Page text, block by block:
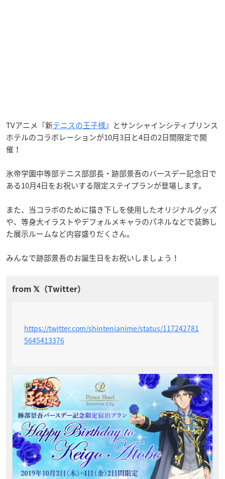
TVアニメ『新テニスの王子様』とサンシャインシティプリンス
ホテルのコラボレーションが10月3日と4日の2日間限定で開
催！
氷帝学園中等部テニス部部長・跡部景吾のバースデー記念日で
ある10月4日をお祝いする限定ステイプランが登場します。
また、当コラボのために描き下しを使用したオリジナルグッズ
や、等身大イラストやデフォルメキャラのパネルなどで装飾し
た展示ルームなど内容盛りだくさん。
みんなで跡部景吾のお誕生日をお祝いしましょう！
https://twitter.com/shintenianime/status/117242781
5645413376